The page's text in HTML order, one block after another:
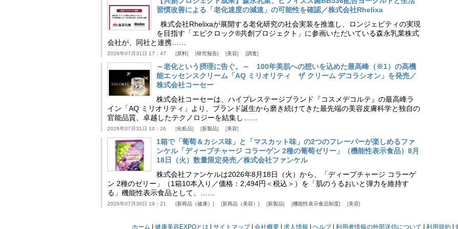
習慣改善による「老化速度の減速」の可能性を確認／株式会社Rhelixa
株式会社Rhelixaが展開する老化研究の社会実装を推進し、ロンジェビティの実現
を目指す「エピクロック®共創プロジェクト」に参画いただいている森永乳業株式
会社が、同社と連携……
2026年07月31日 17：47 原料 研究報告 美容 調査
～老化という摂理に告ぐ。～ 100年美肌への想いを込めた最高峰（※1）の高機
能エッセンスクリーム「AQ ミリオリティ ザ クリーム デコラシオン」を発売／
株式会社コーセー
株式会社コーセーは、ハイプレステージブランド『コスメデコルテ』の最高峰ラ
イン「AQ ミリオリティ」より、ブランド誕生から磨き続けてきた最先端の美容皮膚科学と独自の
官能品質、卓越したテクノロジーを結集し……
2026年07月31日 10：26 化粧品 新製品 美容
1箱で「葡萄＆カシス味」と「マスカット味」の2つのフレーバーが楽しめるファ
ンケル「ディープチャージ コラーゲン 2種の葡萄ゼリー」（機能性表示食品）8月
18日（火）数量限定発売／株式会社ファンケル
株式会社ファンケルは2026年8月18日（火）から、「ディープチャージ コラーゲ
ン 2種のゼリー」（1箱10本入り／価格：2,494円＜税込＞）を「肌のうるおいと弾力を維持す
る」機能性表示食品として、……
2026年07月30日 19：21 新商品（健康） 新商品（美容） 新製品 機能性表示食品制度 美容
ホーム 健康美容EXPOとは サイトマップ 会社概要 求人情報 ヘルプ 利用者情報の外部送信について 利用規約